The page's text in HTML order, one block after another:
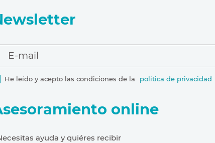
E-mail
He leído y acepto las condiciones de la política de privacidad
online
ayuda y quiéres recibir